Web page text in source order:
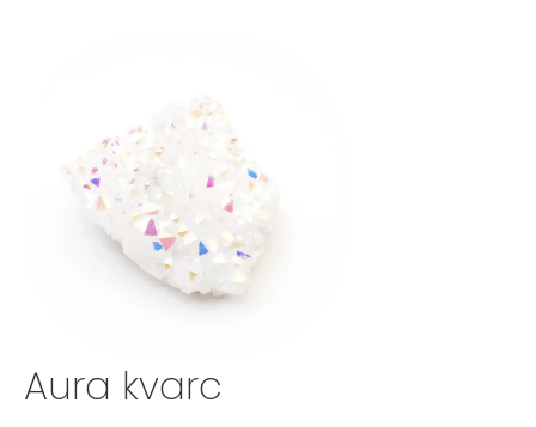
Aura kvarc